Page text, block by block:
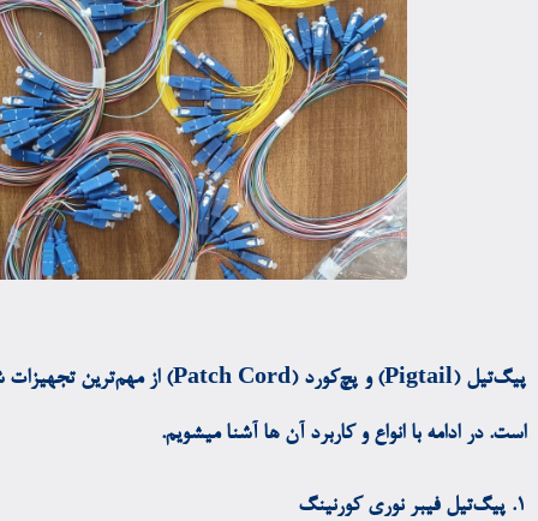
است. در ادامه با انواع و کاربرد آن ها آشنا میشویم.
۱. پیگ‌تیل فیبر نوری کورنینگ